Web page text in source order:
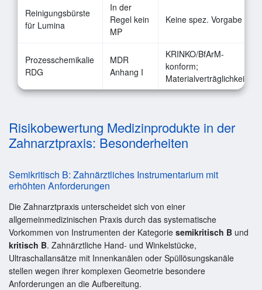
Reinigungsbürste
für Lumina
In der
Regel kein
MP
Keine spez. Vorgabe
Prozesschemikalie
RDG
MDR
Anhang I
KRINKO/BfArM-
konform;
Materialverträglichkeit
Risikobewertung Medizinprodukte in der
Zahnarztpraxis: Besonderheiten
Semikritisch B: Zahnärztliches Instrumentarium mit
erhöhten Anforderungen
Die Zahnarztpraxis unterscheidet sich von einer
allgemeinmedizinischen Praxis durch das systematische
Vorkommen von Instrumenten der Kategorie semikritisch B und
kritisch B. Zahnärztliche Hand- und Winkelstücke,
Ultraschallansätze mit Innenkanälen oder Spüllösungskanäle
stellen wegen ihrer komplexen Geometrie besondere
Anforderungen an die Aufbereitung.